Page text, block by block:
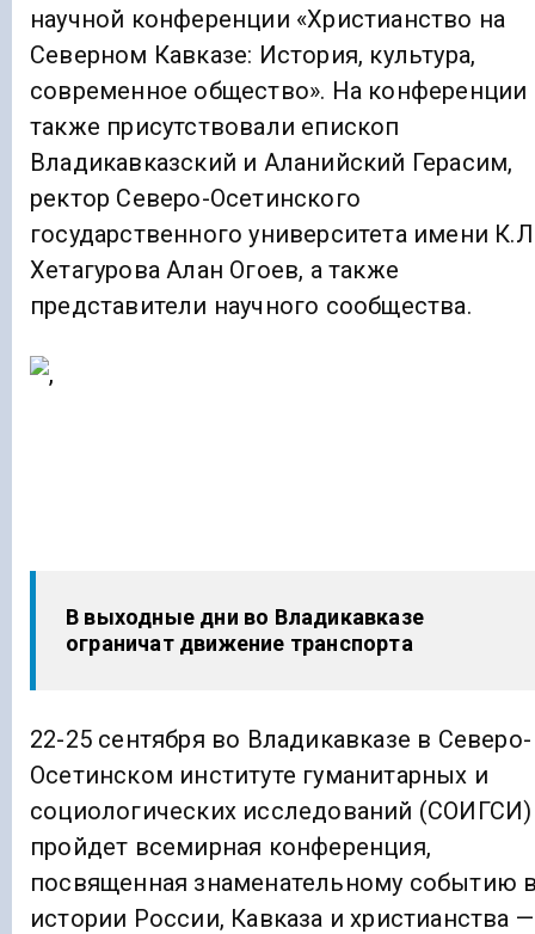
научной конференции «Христианство на
Северном Кавказе: История, культура,
современное общество». На конференции
также присутствовали епископ
Владикавказский и Аланийский Герасим,
ректор Северо-Осетинского
государственного университета имени
Хетагурова Алан Огоев, а также
представители научного сообщества.
В выходные дни во Владикавказе
ограничат движение транспорта
22-25 сентября во Владикавказе в Северо-
Осетинском институте гуманитарных и
социологических исследований (СОИГСИ)
пройдет всемирная конференция,
посвященная знаменательному событию
истории России, Кавказа и христианства —